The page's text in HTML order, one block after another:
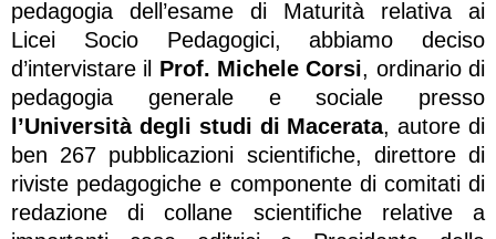
pedagogia dell’esame di Maturità relativa ai
Licei Socio Pedagogici, abbiamo deciso
d’intervistare il Prof. Michele Corsi, ordinario di
pedagogia generale e sociale presso
l’Università degli studi di Macerata, autore di
ben 267 pubblicazioni scientifiche, direttore di
riviste pedagogiche e componente di comitati di
redazione di collane scientifiche relative a